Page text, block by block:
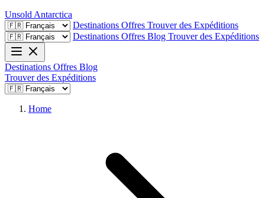
Unsold Antarctica
Destinations Offres Trouver des Expéditions
Destinations Offres Blog Trouver des Expéditions
Destinations Offres Blog
Trouver des Expéditions
Home